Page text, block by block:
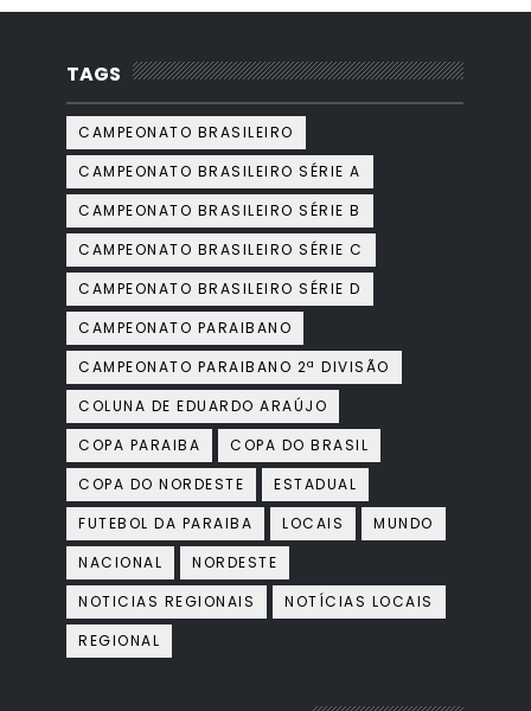
TAGS
CAMPEONATO BRASILEIRO
CAMPEONATO BRASILEIRO SÉRIE A
CAMPEONATO BRASILEIRO SÉRIE B
CAMPEONATO BRASILEIRO SÉRIE C
CAMPEONATO BRASILEIRO SÉRIE D
CAMPEONATO PARAIBANO
CAMPEONATO PARAIBANO 2ª DIVISÃO
COLUNA DE EDUARDO ARAÚJO
COPA PARAIBA
COPA DO BRASIL
COPA DO NORDESTE
ESTADUAL
FUTEBOL DA PARAIBA
LOCAIS
MUNDO
NACIONAL
NORDESTE
NOTICIAS REGIONAIS
NOTÍCIAS LOCAIS
REGIONAL